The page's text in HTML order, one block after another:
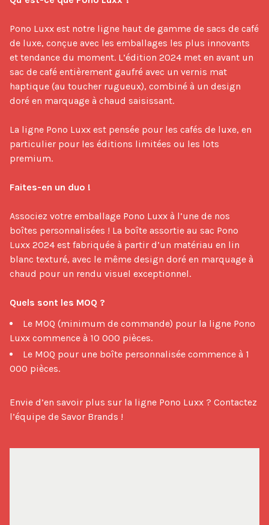
Pono Luxx est notre ligne haut de gamme de sacs de café
de luxe, conçue avec les emballages les plus innovants
et tendance du moment. L’édition 2024 met en avant un
sac de café entièrement gaufré avec un vernis mat
haptique (au toucher rugueux), combiné à un design
doré en marquage à chaud saisissant.
La ligne Pono Luxx est pensée pour les cafés de luxe, en
particulier pour les éditions limitées ou les lots
premium.
Faites-en un duo !
Associez votre emballage Pono Luxx à l’une de nos
boîtes personnalisées ! La boîte assortie au sac Pono
Luxx 2024 est fabriquée à partir d’un matériau en lin
blanc texturé, avec le même design doré en marquage à
chaud pour un rendu visuel exceptionnel.
Quels sont les MOQ ?
Le MOQ (minimum de commande) pour la ligne Pono
Luxx commence à 10 000 pièces.
Le MOQ pour une boîte personnalisée commence à 1
000 pièces.
Envie d’en savoir plus sur la ligne Pono Luxx ? Contactez
l’équipe de Savor Brands !